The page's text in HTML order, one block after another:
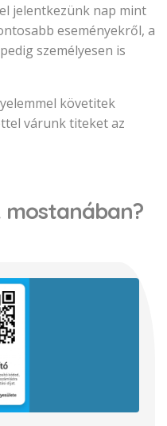
jelentkezünk nap mint
eseményekről, a
személyesen is
követitek
várunk titeket az